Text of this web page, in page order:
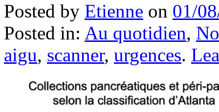
Posted by Etienne on 01/
Posted in: Au quotidien,
aigu, scanner, urgences.